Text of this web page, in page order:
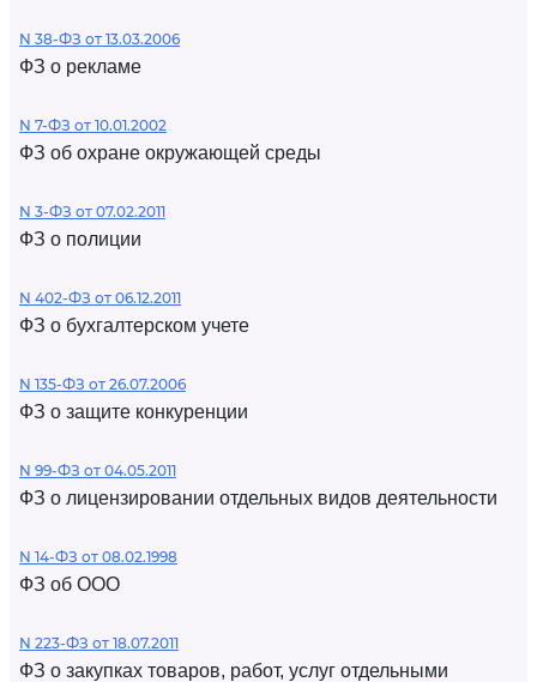
N 38-ФЗ от 13.03.2006
ФЗ о рекламе
N 7-ФЗ от 10.01.2002
ФЗ об охране окружающей среды
N 3-ФЗ от 07.02.2011
ФЗ о полиции
N 402-ФЗ от 06.12.2011
ФЗ о бухгалтерском учете
N 135-ФЗ от 26.07.2006
ФЗ о защите конкуренции
N 99-ФЗ от 04.05.2011
ФЗ о лицензировании отдельных видов деятельности
N 14-ФЗ от 08.02.1998
ФЗ об ООО
N 223-ФЗ от 18.07.2011
ФЗ о закупках товаров, работ, услуг отдельными